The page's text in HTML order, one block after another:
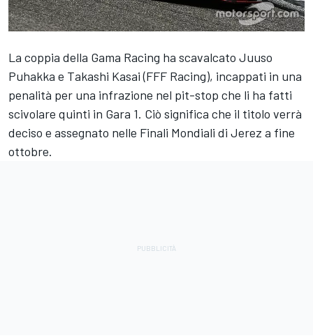
La coppia della Gama Racing ha scavalcato Juuso
Puhakka e Takashi Kasai (FFF Racing), incappati in una
penalità per una infrazione nel pit-stop che li ha fatti
scivolare quinti in Gara 1. Ciò significa che il titolo verrà
deciso e assegnato nelle Finali Mondiali di Jerez a fine
ottobre.